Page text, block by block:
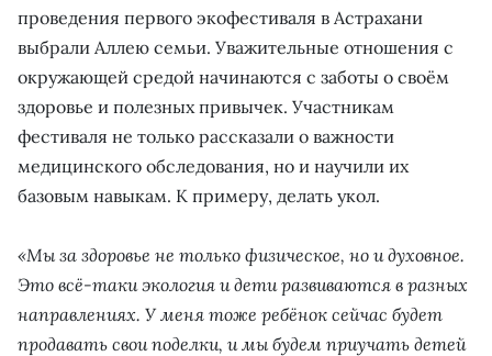
проведения первого экофестиваля в Астрахани
выбрали Аллею семьи. Уважительные отношения с
окружающей средой начинаются с заботы о своём
здоровье и полезных привычек. Участникам
фестиваля не только рассказали о важности
медицинского обследования, но и научили их
базовым навыкам. К примеру, делать укол.
«Мы за здоровье не только физическое, но и духовное.
Это всё-таки экология и дети развиваются в разных
направлениях. У меня тоже ребёнок сейчас будет
продавать свои поделки, и мы будем приучать детей